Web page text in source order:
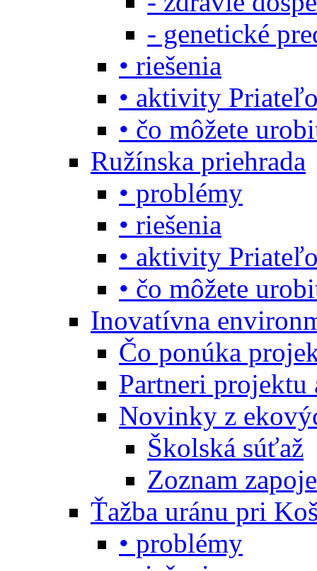
- genetické
• riešenia
• aktivity
• čo môžete
Ružínska priehrada
• problémy
• riešenia
• aktivity
• čo môžete
Inovatívna
Čo ponúka
Partneri projektu
Novinky z
Školská súťaž
Zoznam
Ťažba uránu pri
• problémy